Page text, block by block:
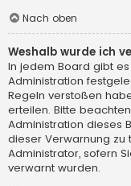
Nach oben
Weshalb wurde ich
In jedem Board gibt
Administration
Regeln verstoßen
erteilen. Bitte
Administration dieses
dieser Verwarnung zu
Administrator, sofern
verwarnt wurden.